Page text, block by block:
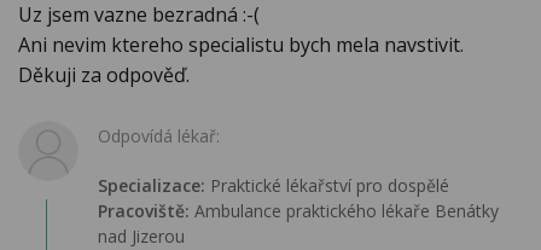
Uz jsem vazne bezradná :-(
Ani nevim ktereho specialistu bych mela navstivit.
Děkuji za odpověď.
Odpovídá lékař:
Specializace: Praktické lékařství pro dospělé
Pracoviště: Ambulance praktického lékaře Benátky
nad Jizerou